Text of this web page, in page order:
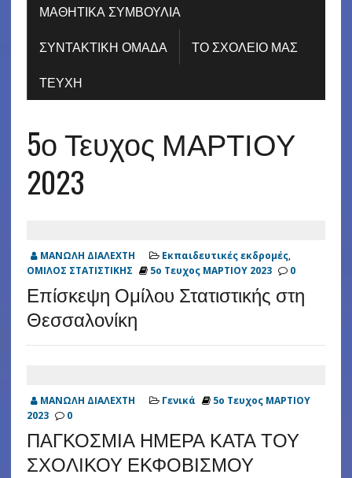
ΜΑΘΗΤΙΚΑ ΣΥΜΒΟΥΛΙΑ
ΣΥΝΤΑΚΤΙΚΗ ΟΜΑΔΑ
ΤΟ ΣΧΟΛΕΙΟ ΜΑΣ
ΤΕΥΧΗ
5ο Τευχος ΜΑΡΤΙΟΥ
2023
ΜΑΝΩΛΗ ΔΙΑΛΕΧΤΗ Εκπαιδευτικές εκδρομές,
ΟΜΙΛΟΣ ΣΤΑΤΙΣΤΙΚΗΣ
5ο Τευχος ΜΑΡΤΙΟΥ 2023 0
Επίσκεψη Ομίλου Στατιστικής στη
Θεσσαλονίκη
ΜΑΝΩΛΗ ΔΙΑΛΕΧΤΗ Γενικά
5ο Τευχος ΜΑΡΤΙΟΥ
2023
0
ΠΑΓΚΟΣΜΙΑ ΗΜΕΡΑ ΚΑΤΑ ΤΟΥ
ΣΧΟΛΙΚΟΥ ΕΚΦΟΒΙΣΜΟΥ